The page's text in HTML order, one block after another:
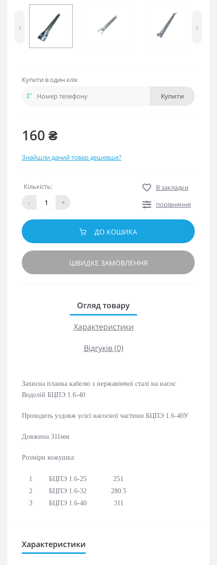
‹ ›
Купити в один клік
Купити
160 ₴
Знайшли даний товар дешевше?
Кількість:
-
+
В закладки
порівняння
ДО КОШИКА
ШВИДКЕ ЗАМОВЛЕННЯ
Огляд товару
Характеристики
Відгуків (0)
Захисна планка кабелю з нержавіючої сталі на насос
Водолій БЦПЭ 1.6-40
Проходить уздовж усієї насосної частини БЦПЭ 1.6-40У
Довжина 311мм
Розміри кожушка:
1 БЦПЭ 1.6-25
251
2
БЦПЭ 1.6-32
280.5
3
БЦПЭ 1.6-40 311
Характеристики